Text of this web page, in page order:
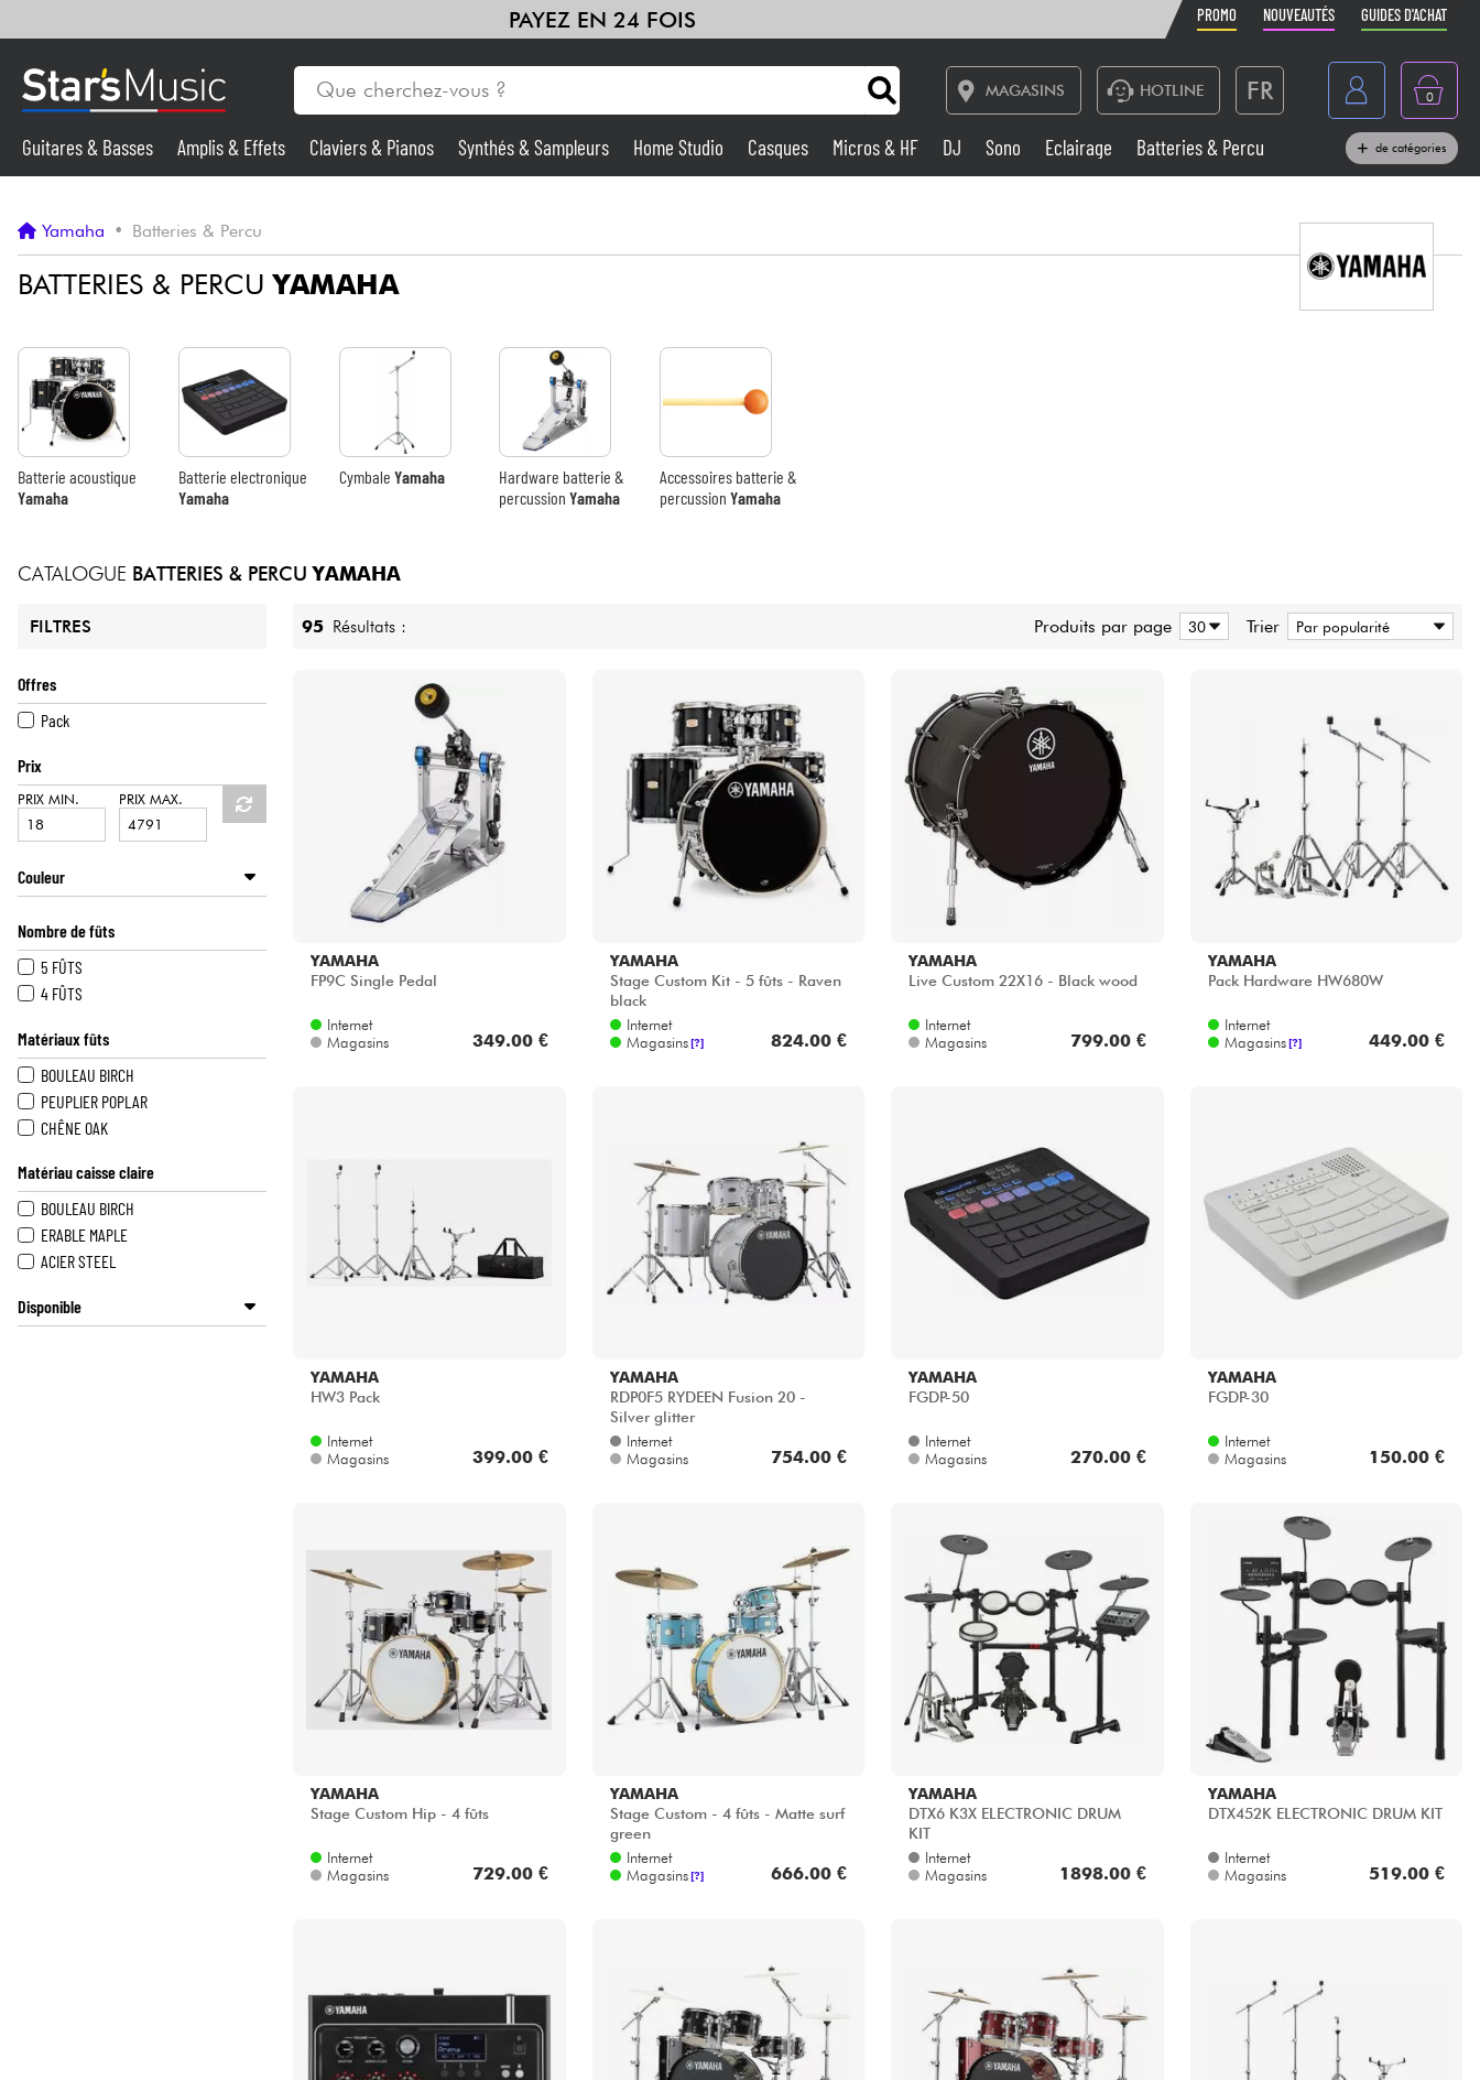
PAYEZ EN 24 FOIS PROMO NOUVEAUTÉS GUIDES D'ACHAT
MAGASINS HOTLINE FR
Belgique
België
0
Synthés & Sampleurs Home Studio Casques
Eclairage Batteries & Percu
Violons & Quatuor
Packs
Guitares & Basses Amplis & Effets Claviers & Pianos Synthés & Sampleurs Home Studio Casques Micros & HF DJ Sono Eclairage
Batteries & Percu
de catégories
Yamaha • Batteries & Percu
BATTERIES & PERCUYAMAHA
Batterie acoustique
Yamaha
Batterie electronique
Yamaha
Cymbale Yamaha
Hardware batterie &
percussionYamaha
Accessoires batterie &
percussionYamaha
CATALOGUE BATTERIES & PERCUYAMAHA
FILTRES
Offres
Pack
Prix
PRIX MIN. PRIX MAX.
Couleur
JAUNE
ORANGE
VERT
VIOLET
MARRON
NATUREL
ROUGE
Nombre de fûts
5 FÛTS
4 FÛTS
Matériaux fûts
BOULEAU BIRCH
PEUPLIER POPLAR
CHÊNE OAK
Matériau caisse claire
BOULEAU BIRCH
ERABLE MAPLE
ACIER STEEL
Disponible
95 Résultats : Produits par page Trier
YAMAHA
FP9C Single Pedal
Internet
Magasins
349.00 €
YAMAHA
Stage Custom Kit - 5 fûts - Raven
black
Internet
Magasins [?] 824.00 €
YAMAHA
Live Custom 22X16 - Black wood
Internet
Magasins
799.00 €
YAMAHA
Pack Hardware HW680W
Internet
Magasins [?] 449.00 €
YAMAHA
HW3 Pack
Internet
Magasins
399.00 €
YAMAHA
RDP0F5 RYDEEN Fusion 20 -
Silver glitter
Internet
Magasins
754.00 €
YAMAHA
FGDP-50
Internet
Magasins
270.00 €
YAMAHA
FGDP-30
Internet
Magasins
150.00 €
YAMAHA
Stage Custom Hip - 4 fûts
Internet
Magasins
729.00 €
YAMAHA
Stage Custom - 4 fûts - Matte surf
green
Internet
Magasins [?] 666.00 €
YAMAHA
DTX6 K3X ELECTRONIC DRUM
KIT
Internet
Magasins
1898.00 €
YAMAHA
DTX452K ELECTRONIC DRUM KIT
Internet
Magasins
519.00 €